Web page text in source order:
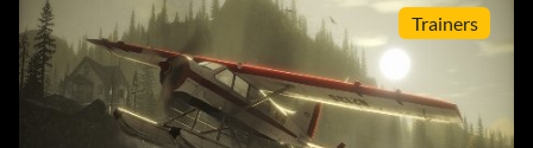
Trainers